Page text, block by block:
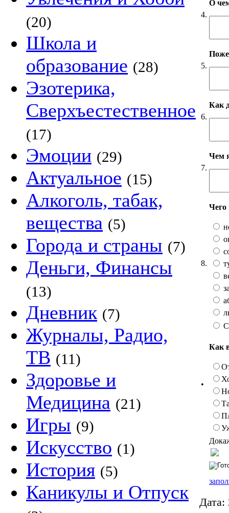
(20)
Школа и
образование (28)
Эзотерика,
Сверхъестественное
(17)
Эмоции (29)
Актуальное (15)
Алкоголь, табак,
вещества (5)
Города и страны (7)
Деньги, Финансы
(13)
Дневник (7)
Журналы, Радио,
ТВ (11)
Здоровье и
Медицина (21)
Игры (9)
Искусство (1)
История (5)
Каникулы и Отпуск
4.
О
5.
6.
Как
7.
Чем
8.
Чего
•
Как
Дата: